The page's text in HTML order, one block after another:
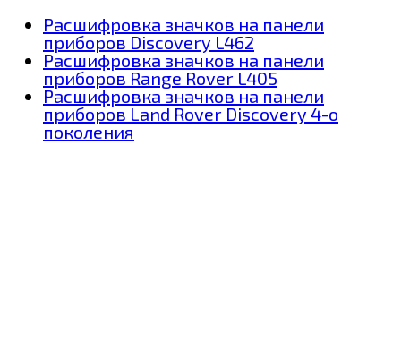
Расшифровка значков на панели
приборов Discovery L462
Расшифровка значков на панели
приборов Range Rover L405
Расшифровка значков на панели
приборов Land Rover Discovery 4-о
поколения